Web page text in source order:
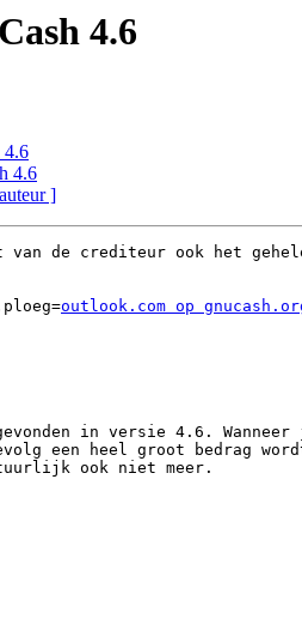
4.6
4.6
4.6
]
van de crediteur ook het
outlook.com op
in versie 4.6.
een heel groot bedrag
ook niet meer.